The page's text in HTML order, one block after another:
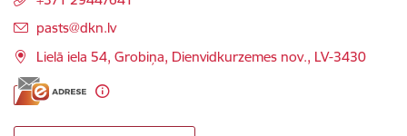
E-pasts:
pasts@dkn.lv
Lielā iela 54, Grobiņa, Dienvidkurzemes nov., LV-3430